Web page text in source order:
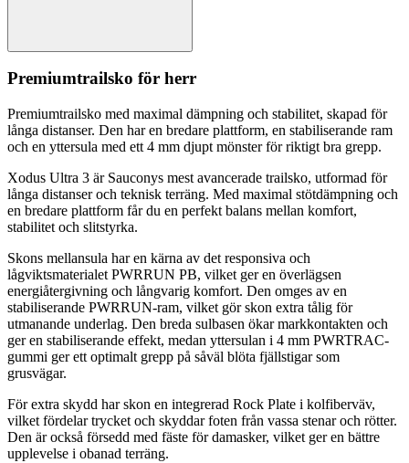
Premiumtrailsko för herr
Premiumtrailsko med maximal dämpning och stabilitet, skapad för
långa distanser. Den har en bredare plattform, en stabiliserande ram
och en yttersula med ett 4 mm djupt mönster för riktigt bra grepp.
Xodus Ultra 3 är Sauconys mest avancerade trailsko, utformad för
långa distanser och teknisk terräng. Med maximal stötdämpning och
en bredare plattform får du en perfekt balans mellan komfort,
stabilitet och slitstyrka.
Skons mellansula har en kärna av det responsiva och
lågviktsmaterialet PWRRUN PB, vilket ger en överlägsen
energiåtergivning och långvarig komfort. Den omges av en
stabiliserande PWRRUN-ram, vilket gör skon extra tålig för
utmanande underlag. Den breda sulbasen ökar markkontakten och
ger en stabiliserande effekt, medan yttersulan i 4 mm PWRTRAC-
gummi ger ett optimalt grepp på såväl blöta fjällstigar som
grusvägar.
För extra skydd har skon en integrerad Rock Plate i kolfiberväv,
vilket fördelar trycket och skyddar foten från vassa stenar och rötter.
Den är också försedd med fäste för damasker, vilket ger en bättre
upplevelse i obanad terräng.